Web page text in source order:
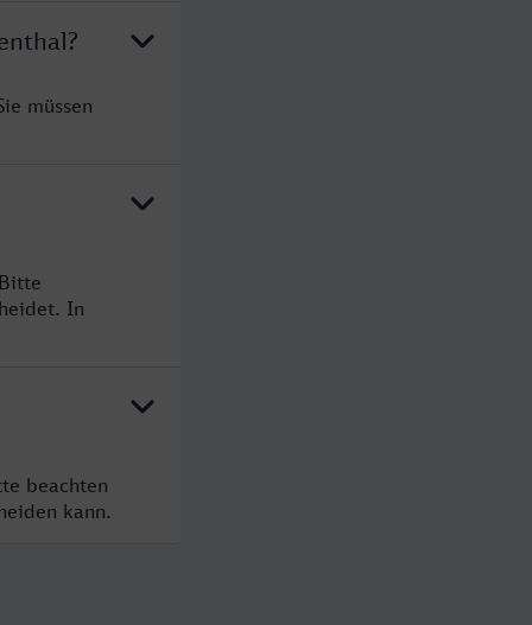
müssen
In
beachten
kann.